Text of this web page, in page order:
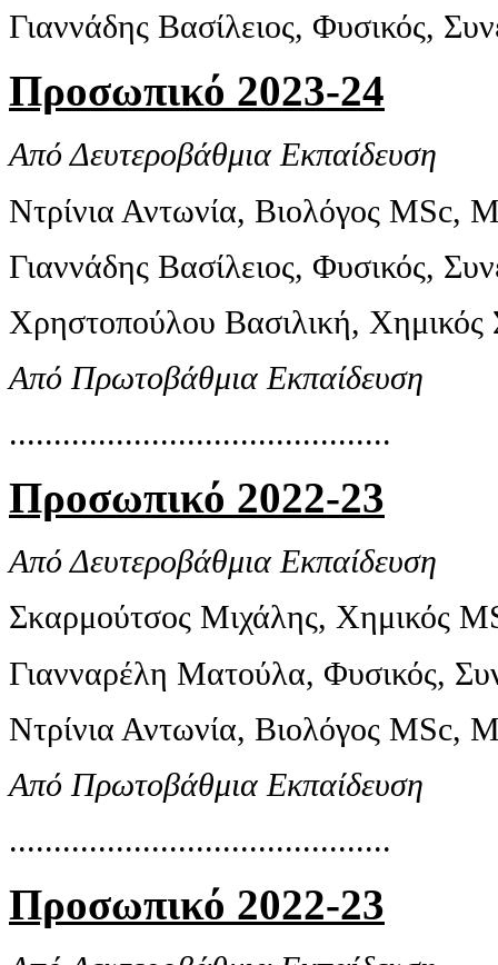
Γιαννάδης Βασίλειος, Φυσικός,
Προσωπικό 2023-24
Από Δευτεροβάθμια Εκπαίδευση
Ντρίνια Αντωνία, Βιολόγος MSc,
Γιαννάδης Βασίλειος, Φυσικός,
Χρηστοπούλου Βασιλική, Χημικός
Από Πρωτοβάθμια Εκπαίδευση
...........................................
Προσωπικό 2022-23
Από Δευτεροβάθμια Εκπαίδευση
Σκαρμούτσος Μιχάλης, Χημικός
Γιανναρέλη Ματούλα, Φυσικός,
Ντρίνια Αντωνία, Βιολόγος MSc,
Από Πρωτοβάθμια Εκπαίδευση
...........................................
Προσωπικό 2022-23